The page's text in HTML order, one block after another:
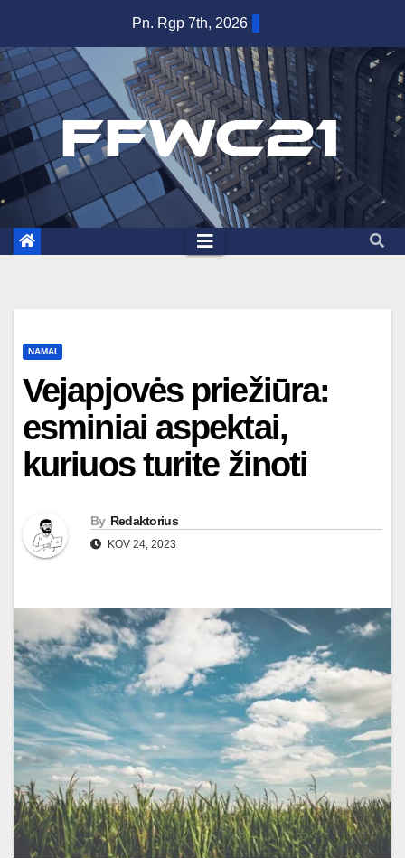
content
Pn. Rgp 7th, 2026
NAMAI
Vejapjovės priežiūra:
esminiai aspektai,
kuriuos turite žinoti
By Redaktorius
KOV 24, 2023